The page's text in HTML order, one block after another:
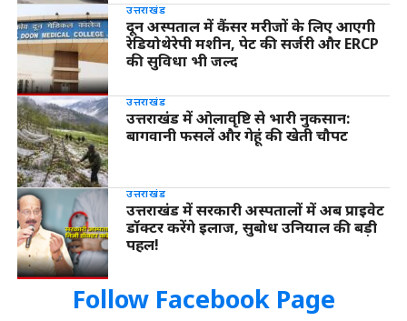
उत्तराखंड
दून अस्पताल में कैंसर मरीजों के लिए आएगी
रेडियोथेरेपी मशीन, पेट की सर्जरी और ERCP
की सुविधा भी जल्द
उत्तराखंड
उत्तराखंड में ओलावृष्टि से भारी नुकसान:
बागवानी फसलें और गेहूं की खेती चौपट
उत्तराखंड
उत्तराखंड में सरकारी अस्पतालों में अब प्राइवेट
डॉक्टर करेंगे इलाज, सुबोध उनियाल की बड़ी
पहल!
Follow Facebook Page